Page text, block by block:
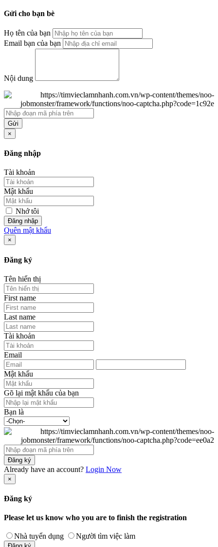
Gửi cho bạn bè
Họ tên của bạn
Email bạn của bạn
Nội dung
Gửi
×
Đăng nhập
Tài khoản
Mật khẩu
Nhớ tôi
Đăng nhập
Quên mật khẩu
×
Đăng ký
Tên hiển thị
First name
Last name
Tài khoản
Email
Mật khẩu
Gõ lại mật khẩu của bạn
Bạn là
Đăng ký
Already have an account? Login Now
×
Đăng ký
Please let us know who you are to finish the registration
Nhà tuyển dụng Người tìm việc làm